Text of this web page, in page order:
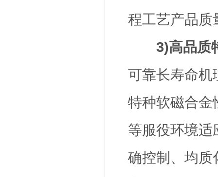
程工艺产品质
3)高品质
可靠长寿命机
特种软磁合金
等服役环境适
确控制、均质